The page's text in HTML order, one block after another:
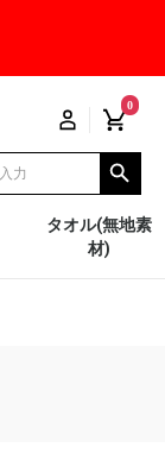
0
タオル(無地素
材)